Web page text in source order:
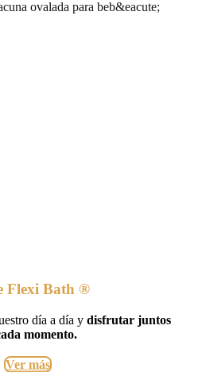
Flexi Bath ®
día a día y disfrutar juntos
momento.
Ver más